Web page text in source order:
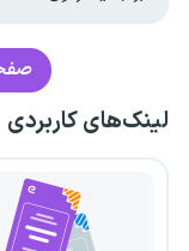
لینک‌های کاربردی